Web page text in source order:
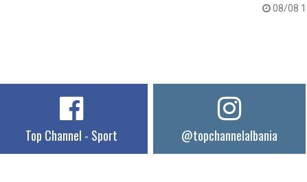
08/08
Top Channel - Sport @topchannelalbania